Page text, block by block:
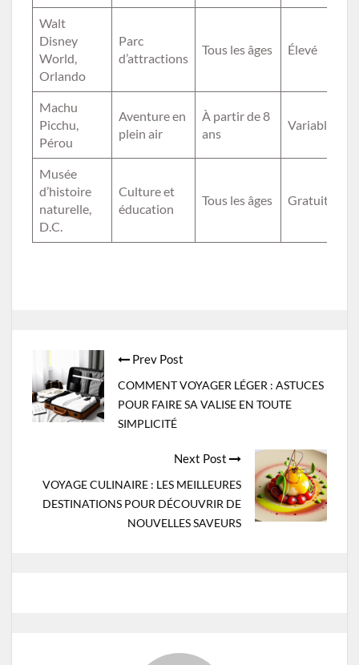
Walt
Disney
World,
Orlando
Parc
d’attractions
Tous les âges Élevé
Machu
Picchu,
Pérou
Aventure en
plein air
À partir de 8
ans
Variable
Musée
d’histoire
naturelle,
D.C.
Culture et
éducation
Tous les âges Gratuit
Post
navigation
Prev Post
COMMENT VOYAGER LÉGER : ASTUCES
POUR FAIRE SA VALISE EN TOUTE
SIMPLICITÉ
Next Post
VOYAGE CULINAIRE : LES MEILLEURES
DESTINATIONS POUR DÉCOUVRIR DE
NOUVELLES SAVEURS